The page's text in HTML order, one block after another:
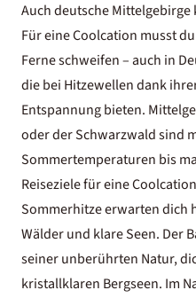
Auch deutsche
Für eine Coolcation musst
Ferne schweifen – auch in
die bei Hitzewellen dank
Entspannung bieten.
oder derSchwarzwaldsind
Sommertemperaturen bis
Reiseziele für eine
Sommerhitze erwarten dich
Wälder und klare Seen. Der
seiner unberührten Natur,
kristallklaren Bergseen. Im